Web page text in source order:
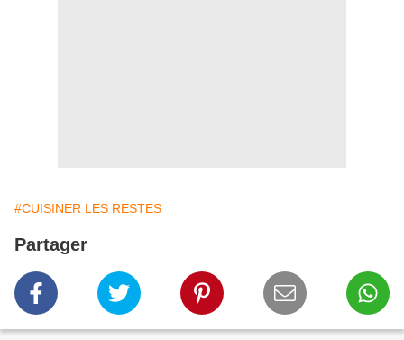
#CUISINER LES RESTES
Partager